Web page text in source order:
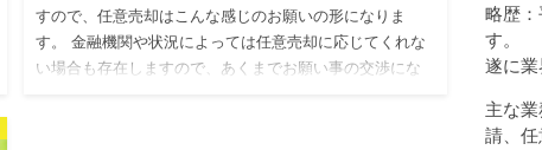
すので、任意売却はこんな感じのお願いの形になりま
す。 金融機関や状況によっては任意売却に応じてくれな
い場合も存在しますので、あくまでお願い事の交渉にな
略歴：
す。
遂に業
主な
請、